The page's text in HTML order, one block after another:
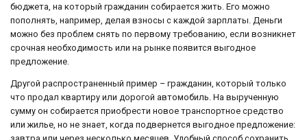
бюджета, на который гражданин собирается жить. Его можно
пополнять, например, делая взносы с каждой зарплаты. Деньги
можно без проблем снять по первому требованию, если возникнет
срочная необходимость или на рынке появится выгодное
предложение.
Другой распространенный пример – гражданин, который только
что продал квартиру или дорогой автомобиль. На вырученную
сумму он собирается приобрести новое транспортное средство
или жилье, но не знает, когда подвернется выгодное предложение: